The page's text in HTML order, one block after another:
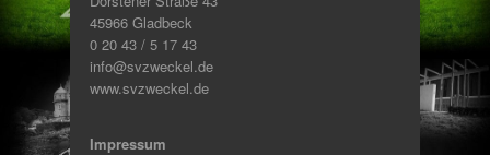
45966 Gladbeck
0 20 43 / 5 17 43
info@svzweckel.de
www.svzweckel.de
Impressum